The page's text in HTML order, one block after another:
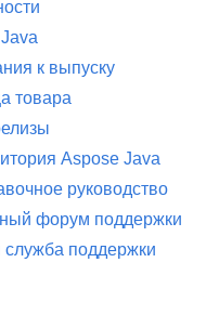
к выпуску
товара
Aspose Java
руководство
форум поддержки
поддержки